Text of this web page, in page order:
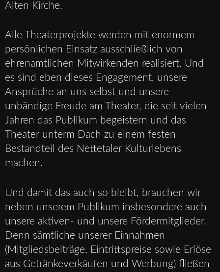
Alten Kirche.
Alle Theaterprojekte werden mit enormem
persönlichen Einsatz ausschließlich von
ehrenamtlichen Mitwirkenden realisiert. Und
es sind eben dieses Engagement, unsere
Ansprüche an uns selbst und unsere
unbändige Freude am Theater, die seit vielen
Jahren das Publikum begeistern und das
Theater unterm Dach zu einem festen
Bestandteil des Nettetaler Kulturlebens
machen.
Und damit das auch so bleibt, brauchen wir
neben unserem Publikum insbesondere auch
unsere aktiven- und unsere Fördermitglieder.
Denn sämtliche unserer Einnahmen
(Mitgliedsbeiträge, Eintrittspreise sowie Erlöse
aus Getränkeverkäufen und Werbung) fließen